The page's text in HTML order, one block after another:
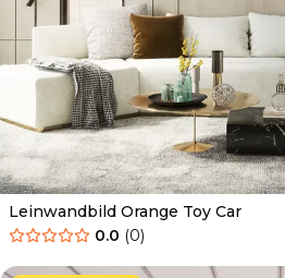
Leinwandbild Orange Toy Car
0.0 (0)
Ab 39.90 € 34.90